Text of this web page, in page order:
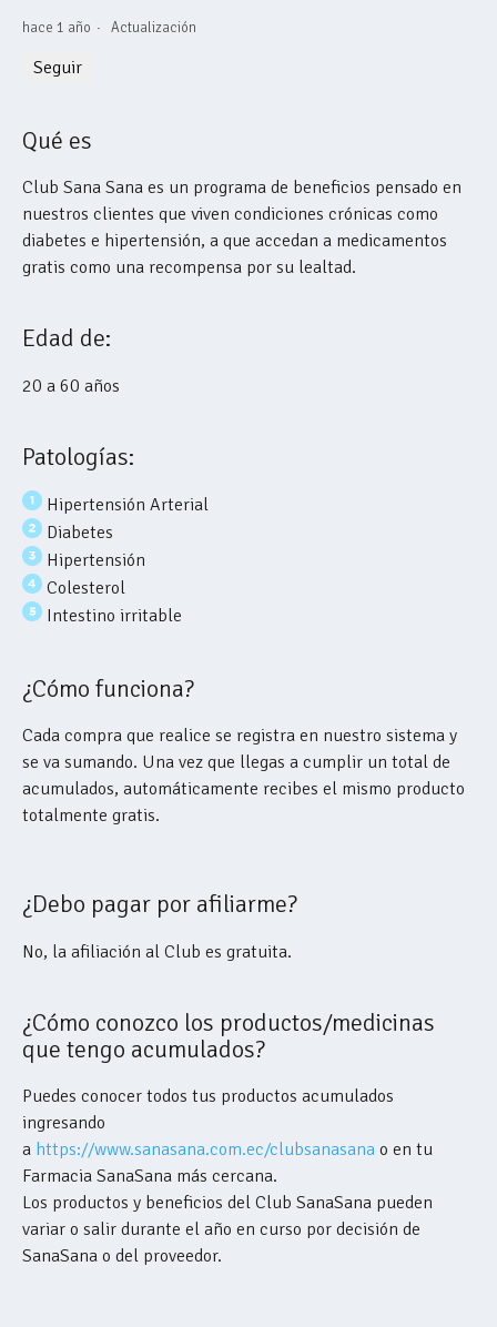
hace 1 año Actualización
Seguir
Qué es
Club Sana Sana es un programa de beneficios pensado en
nuestros clientes que viven condiciones crónicas como
diabetes e hipertensión, a que accedan a medicamentos
gratis como una recompensa por su lealtad.
Edad de:
20 a 60 años
Patologías:
Hipertensión Arterial
Diabetes
Hipertensión
Colesterol
Intestino irritable
¿Cómo funciona?
Cada compra que realice se registra en nuestro sistema y
se va sumando. Una vez que llegas a cumplir un total de
acumulados, automáticamente recibes el mismo producto
totalmente gratis.
¿Debo pagar por afiliarme?
No, la afiliación al Club es gratuita.
¿Cómo conozco los productos/medicinas
que tengo acumulados?
Puedes conocer todos tus productos acumulados
ingresando
a https://www.sanasana.com.ec/clubsanasana o en tu
Farmacia SanaSana más cercana.
Los productos y beneficios del Club SanaSana pueden
variar o salir durante el año en curso por decisión de
SanaSana o del proveedor.